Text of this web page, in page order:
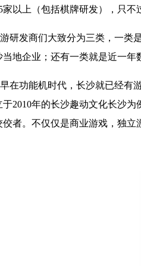
家以上（包括棋牌研发），只不
研发商们大致分为三类，一类
地企业；还有一类就是近一
在功能机时代，长沙就已经有
于2010年的长沙趣动文化长沙为
者。不仅仅是商业游戏，独